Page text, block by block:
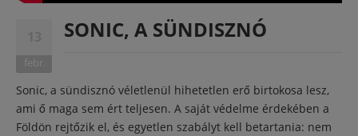
febr.
SONIC, A SÜNDISZNÓ
Sonic, a sündisznó véletlenül hihetetlen erő birtokosa lesz,
ami ő maga sem ért teljesen. A saját védelme érdekében a
Földön rejtőzik el, és egyetlen szabályt kell betartania: nem